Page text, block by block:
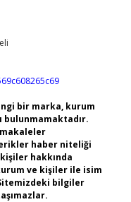
bir marka, kurum
bulunmamaktadır.
makaleler
haber niteliği
hakkında
ve kişiler ile isim
bilgiler